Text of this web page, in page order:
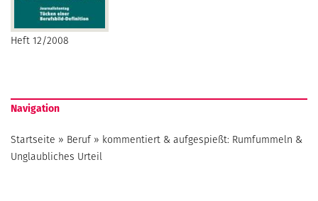
Heft 12/2008
Navigation
Startseite » Beruf» kommentiert & aufgespießt: Rumfummeln &
Unglaubliches Urteil